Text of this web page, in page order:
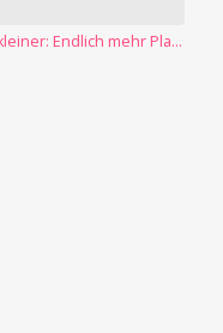
→ iOS 27 macht die Uhr kleiner: Endlich mehr Platz fürs Hintergrundbild